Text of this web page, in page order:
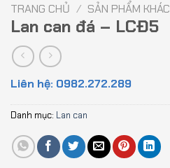
TRANG CHỦ / SẢN PHẨM KHÁC
Lan can đá – LCĐ5
Liên hệ: 0982.272.289
Danh mục: Lan can